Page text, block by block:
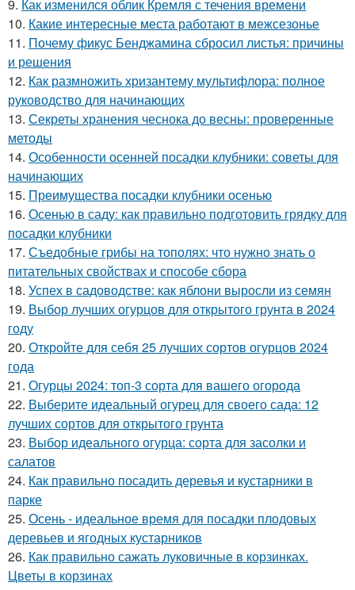
9. Как изменился облик Кремля с течения времени
10. Какие интересные места работают в межсезонье
11. Почему фикус Бенджамина сбросил листья: причины
и решения
12. Как размножить хризантему мультифлора: полное
руководство для начинающих
13. Секреты хранения чеснока до весны: проверенные
методы
14. Особенности осенней посадки клубники: советы для
начинающих
15. Преимущества посадки клубники осенью
16. Осенью в саду: как правильно подготовить грядку для
посадки клубники
17. Съедобные грибы на тополях: что нужно знать о
питательных свойствах и способе сбора
18. Успех в садоводстве: как яблони выросли из семян
19. Выбор лучших огурцов для открытого грунта в 2024
году
20. Откройте для себя 25 лучших сортов огурцов 2024
года
21. Огурцы 2024: топ-3 сорта для вашего огорода
22. Выберите идеальный огурец для своего сада: 12
лучших сортов для открытого грунта
23. Выбор идеального огурца: сорта для засолки и
салатов
24. Как правильно посадить деревья и кустарники в
парке
25. Осень - идеальное время для посадки плодовых
деревьев и ягодных кустарников
26. Как правильно сажать луковичные в корзинках.
Цветы в корзинах